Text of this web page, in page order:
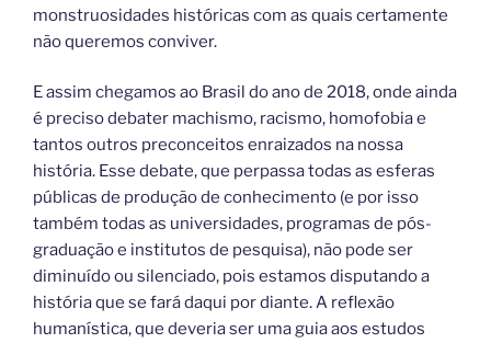
monstruosidades históricas com as quais certamente
não queremos conviver.
E assim chegamos ao Brasil do ano de 2018, onde ainda
é preciso debater machismo, racismo, homofobia e
tantos outros preconceitos enraizados na nossa
história. Esse debate, que perpassa todas as esferas
públicas de produção de conhecimento (e por isso
também todas as universidades, programas de pós-
graduação e institutos de pesquisa), não pode ser
diminuído ou silenciado, pois estamos disputando a
história que se fará daqui por diante. A reflexão
humanística, que deveria ser uma guia aos estudos